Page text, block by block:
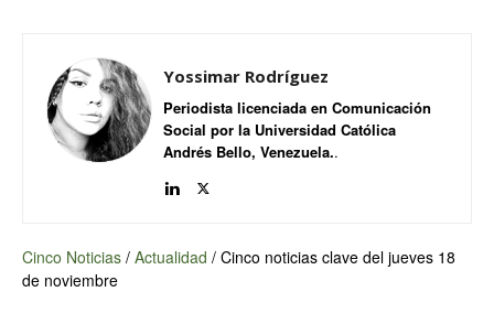
Yossimar Rodríguez
Periodista licenciada en Comunicación
Social por la Universidad Católica
Andrés Bello, Venezuela..
Cinco Noticias / Actualidad / Cinco noticias clave del jueves 18
de noviembre